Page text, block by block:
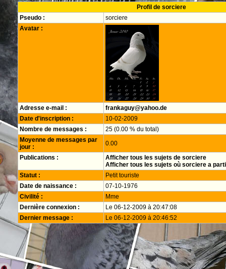
Profil de sorciere
Pseudo :
sorciere
Avatar :
Adresse e-mail :
frankaguy@yahoo.de
Date d'inscription :
10-02-2009
Nombre de messages :
25 (0.00 % du total)
Moyenne de messages par
jour :
0.00
Publications :
Afficher tous les sujets de sorciere
Afficher tous les sujets où sorciere a
Statut :
Petit touriste
Date de naissance :
07-10-1976
Civilité :
Mme
Dernière connexion :
Le 06-12-2009 à 20:47:08
Dernier message :
Le 06-12-2009 à 20:46:52